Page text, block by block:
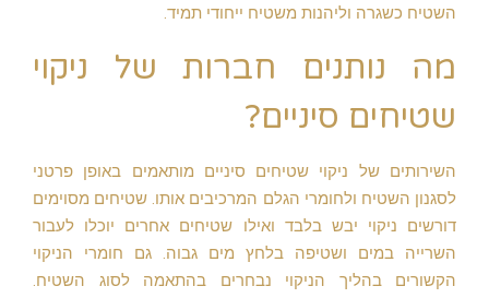
השטיח כשגרה וליהנות משטיח ייחודי תמיד.
מה נותנים חברות של ניקוי
שטיחים סיניים?
השירותים של ניקוי שטיחים סיניים מותאמים באופן פרטני
לסגנון השטיח ולחומרי הגלם המרכיבים אותו. שטיחים מסוימים
דורשים ניקוי יבש בלבד ואילו שטיחים אחרים יוכלו לעבור
השרייה במים ושטיפה בלחץ מים גבוה. גם חומרי הניקוי
הקשורים בהליך הניקוי נבחרים בהתאמה לסוג השטיח.